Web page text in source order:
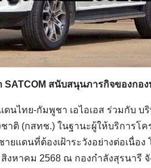
SATCOM สนับสนุนภารกิจของก
ไทย-กัมพูชา เอไอเอส ร่วมกับ
ติ (กสทช.) ในฐานะผู้ให้บริการ
แดนที่ต้องเฝ้าระวังอย่างต่อเนื่อ
หาคม 2568 ณ กองกำลังสุรนารี